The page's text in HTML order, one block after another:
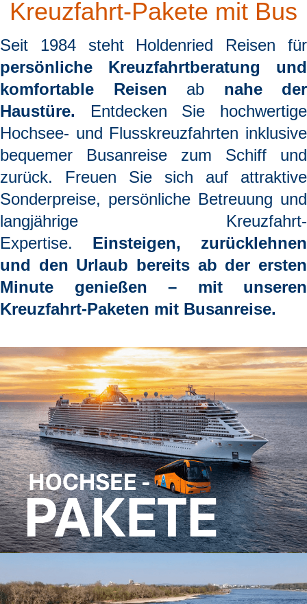
Kreuzfahrt-Pakete mit Bus
Seit 1984 steht Holdenried Reisen für
persönliche Kreuzfahrtberatung und
komfortable Reisen ab nahe der
Haustüre. Entdecken Sie hochwertige
Hochsee- und Flusskreuzfahrten inklusive
bequemer Busanreise zum Schiff und
zurück. Freuen Sie sich auf attraktive
Sonderpreise, persönliche Betreuung und
langjährige Kreuzfahrt-
Expertise. Einsteigen, zurücklehnen
und den Urlaub bereits ab der ersten
Minute genießen
– mit unseren
Kreuzfahrt-Paketen mit Busanreise.